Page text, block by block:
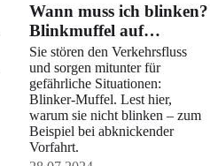
Wann muss ich blinken?
Blinkmuffel auf
Deutschlands Straßen
Sie stören den Verkehrsfluss
und sorgen mitunter für
gefährliche Situationen:
Blinker-Muffel. Lest hier,
warum sie nicht blinken – zum
Beispiel bei abknickender
Vorfahrt.